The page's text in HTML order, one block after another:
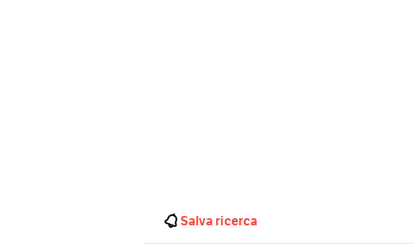
Salva ricerca